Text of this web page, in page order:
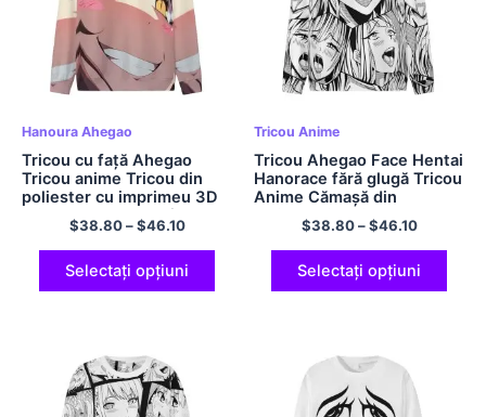
Hanoura Ahegao
Tricou cu față Ahegao
Tricou anime Tricou din
poliester cu imprimeu 3D
Tricou cu decolteu în
mărime europeană Tricou
cu mâneci lungi
supradimensionate
$38.80–$46.10
Selectați opțiuni
Tricou Anime
Tricou Ahegao Face Hentai
Hanorace fără glugă Tricou
Anime Cămașă din
poliester imprimată 3D
Tricou cu mânecă lungă de
mărime europeană
$38.80–$46.10
Selectați opțiuni